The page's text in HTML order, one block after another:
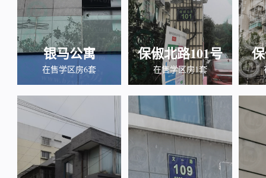
银马公寓
在售学区房6套
保俶北路101号
在售学区房1套